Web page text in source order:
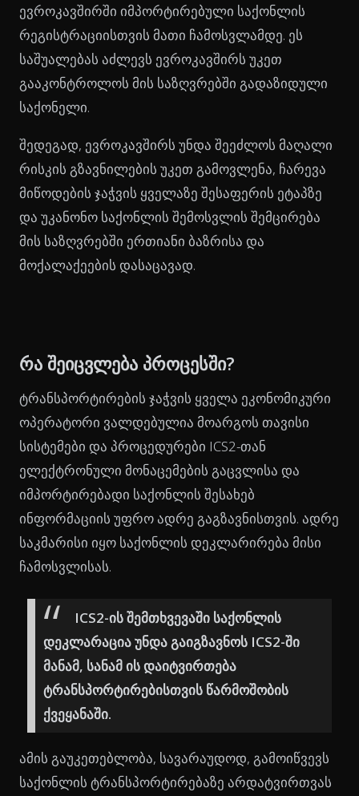
ევროკავშირში იმპორტირებული საქონლის
რეგისტრაციისთვის მათი ჩამოსვლამდე. ეს
საშუალებას აძლევს ევროკავშირს უკეთ
გააკონტროლოს მის საზღვრებში გადაზიდული
საქონელი.
შედეგად, ევროკავშირს უნდა შეეძლოს მაღალი
რისკის გზავნილების უკეთ გამოვლენა, ჩარევა
მიწოდების ჯაჭვის ყველაზე შესაფერის ეტაპზე
და უკანონო საქონლის შემოსვლის შემცირება
მის საზღვრებში ერთიანი ბაზრისა და
მოქალაქეების დასაცავად.
რა შეიცვლება პროცესში?
ტრანსპორტირების ჯაჭვის ყველა ეკონომიკური
ოპერატორი ვალდებულია მოარგოს თავისი
სისტემები და პროცედურები ICS2-თან
ელექტრონული მონაცემების გაცვლისა და
იმპორტირებადი საქონლის შესახებ
ინფორმაციის უფრო ადრე გაგზავნისთვის. ადრე
საკმარისი იყო საქონლის დეკლარირება მისი
ჩამოსვლისას.
ICS2-ის შემთხვევაში საქონლის
დეკლარაცია უნდა გაიგზავნოს ICS2-ში
მანამ, სანამ ის დაიტვირთება
ტრანსპორტირებისთვის წარმოშობის
ქვეყანაში.
ამის გაუკეთებლობა, სავარაუდოდ, გამოიწვევს
საქონლის ტრანსპორტირებაზე არდატვირთვას